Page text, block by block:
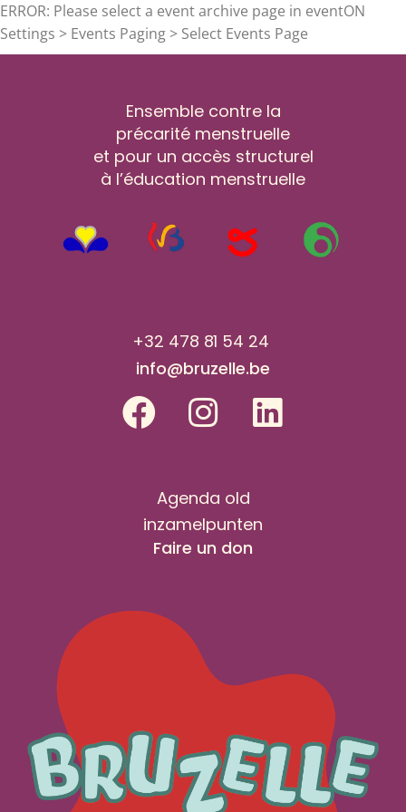
ERROR: Please select a event archive page in eventON
Settings > Events Paging > Select Events Page
Ensemble contre la
précarité menstruelle
et pour un accès structurel
à l’éducation menstruelle
+32 478 81 54 24
info@bruzelle.be
Agenda old
inzamelpunten
Faire un don